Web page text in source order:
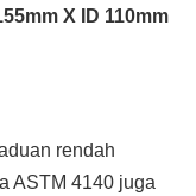
X ID 110mm
rendah
ASTM 4140 juga